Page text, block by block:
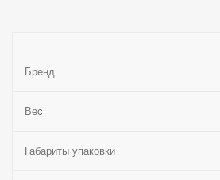
Бренд
Вес
Габариты упаковки